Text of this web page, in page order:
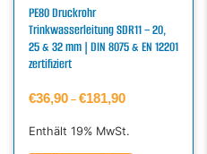
PE80 Druckrohr
Trinkwasserleitung SDR11 – 20,
25 & 32 mm | DIN 8075 & EN 12201
zertifiziert
€36,90 – €181,90
Enthält 19% MwSt.